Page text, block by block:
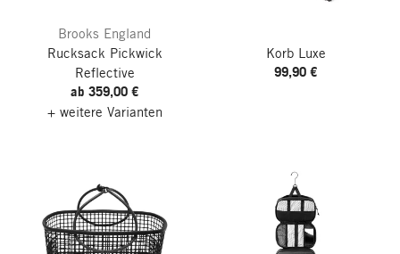
Brooks England
Rucksack Pickwick
Reflective
ab 359,00 €
+ weitere Varianten
Korb Luxe
99,90 €